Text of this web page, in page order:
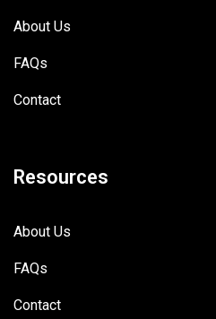
About Us
FAQs
Contact
Resources
About Us
FAQs
Contact